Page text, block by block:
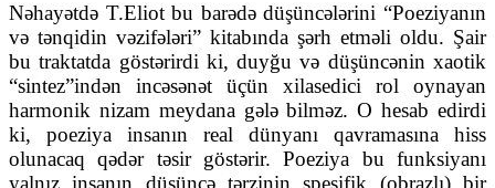
Nəhayətdə T.Eliot bu barədə düşüncələrini “Poeziyanın
və tənqidin vəzifələri” kitabında şərh etməli oldu. Şair
bu traktatda göstərirdi ki, duyğu və düşüncənin xaotik
“sintez”indən incəsənət üçün xilasedici rol oynayan
harmonik nizam meydana gələ bilməz. O hesab edirdi
ki, poeziya insanın real dünyanı qavramasına hiss
olunacaq qədər təsir göstərir. Poeziya bu funksiyanı